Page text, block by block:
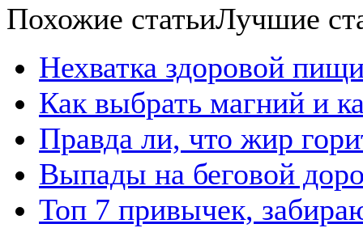
Похожие статьиЛучшие
Нехватка здоровой
Как выбрать магний и
Правда ли, что жир
Выпады на беговой
Топ 7 привычек,